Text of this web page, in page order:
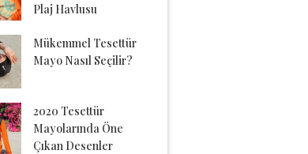
Plaj Havlusu
Mükemmel Tesettür
Mayo Nasıl Seçilir?
2020 Tesettür
Mayolarında Öne
Çıkan Desenler